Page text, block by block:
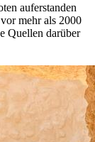
auferstanden
mehr als 2000
Quellen darüber